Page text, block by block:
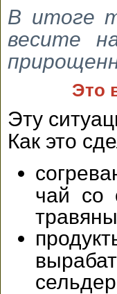
В итоге
весите
Это
Эту
Как это
чай со